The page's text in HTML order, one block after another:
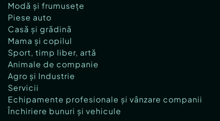
Modă și frumusețe
Piese auto
Casă și grădină
Mama și copilul
Sport, timp liber, artă
Animale de companie
Agro și Industrie
Servicii
Echipamente profesionale și vânzare companii
Închiriere bunuri și vehicule